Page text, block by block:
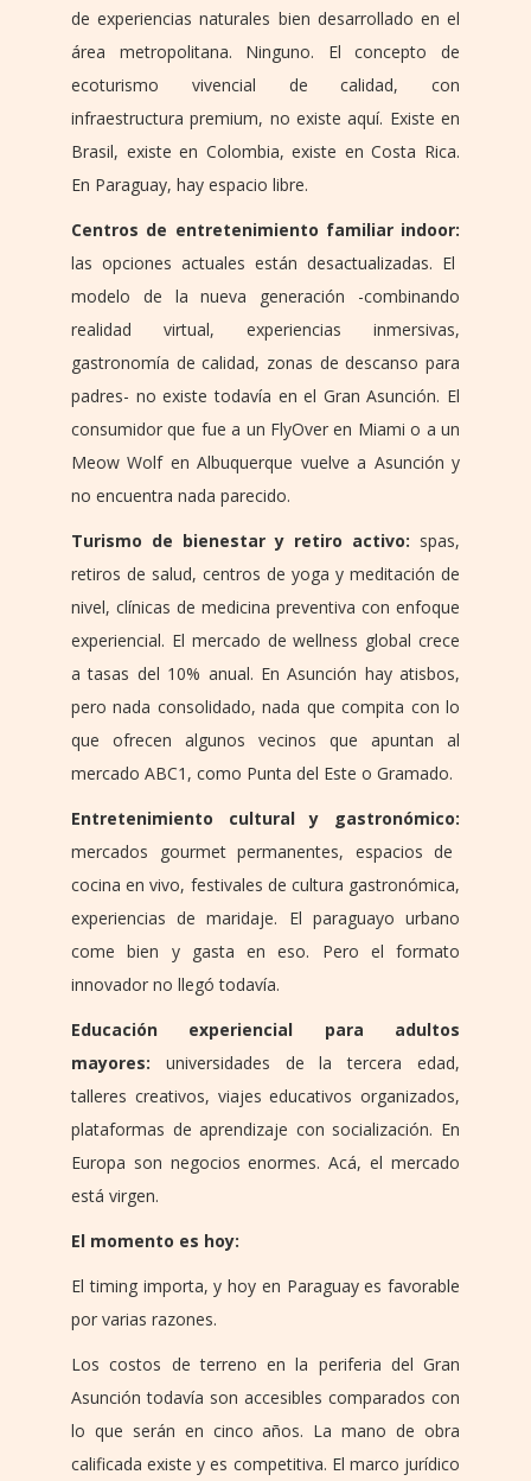
de experiencias naturales bien desarrollado en el
área metropolitana. Ninguno. El concepto de
ecoturismo vivencial de calidad, con
infraestructura premium, no existe aquí. Existe en
Brasil, existe en Colombia, existe en Costa Rica.
En Paraguay, hay espacio libre.
Centros de entretenimiento familiar indoor:
las opciones actuales están desactualizadas. El
modelo de la nueva generación -combinando
realidad virtual, experiencias inmersivas,
gastronomía de calidad, zonas de descanso para
padres- no existe todavía en el Gran Asunción. El
consumidor que fue a un FlyOver en Miami o a un
Meow Wolf en Albuquerque vuelve a Asunción y
no encuentra nada parecido.
Turismo de bienestar y retiro activo: spas,
retiros de salud, centros de yoga y meditación de
nivel, clínicas de medicina preventiva con enfoque
experiencial. El mercado de wellness global crece
a tasas del 10% anual. En Asunción hay atisbos,
pero nada consolidado, nada que compita con lo
que ofrecen algunos vecinos que apuntan al
mercado ABC1, como Punta del Este o Gramado.
Entretenimiento cultural y gastronómico:
mercados gourmet permanentes, espacios de
cocina en vivo, festivales de cultura gastronómica,
experiencias de maridaje. El paraguayo urbano
come bien y gasta en eso. Pero el formato
innovador no llegó todavía.
Educación experiencial para adultos
mayores: universidades de la tercera edad,
talleres creativos, viajes educativos organizados,
plataformas de aprendizaje con socialización. En
Europa son negocios enormes. Acá, el mercado
está virgen.
El momento es hoy:
El timing importa, y hoy en Paraguay es favorable
por varias razones.
Los costos de terreno en la periferia del Gran
Asunción todavía son accesibles comparados con
lo que serán en cinco años. La mano de obra
calificada existe y es competitiva. El marco jurídico